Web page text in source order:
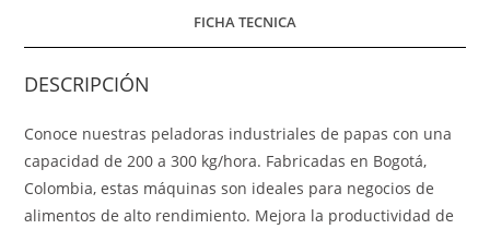
FICHA TECNICA
DESCRIPCIÓN
Conoce nuestras peladoras industriales de papas con una
capacidad de 200 a 300 kg/hora. Fabricadas en Bogotá,
Colombia, estas máquinas son ideales para negocios de
alimentos de alto rendimiento. Mejora la productividad de